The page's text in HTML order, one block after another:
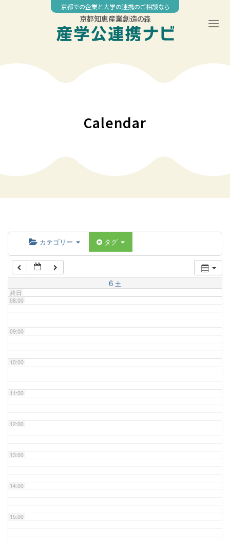
京都での企業と大学の連携のご相談なら
京都知恵産業創造の森
Calendar
カテゴリー タグ
6 土
終日
04:00
07:00
08:00
09:00
10:00
11:00
12:00
13:00
14:00
15:00